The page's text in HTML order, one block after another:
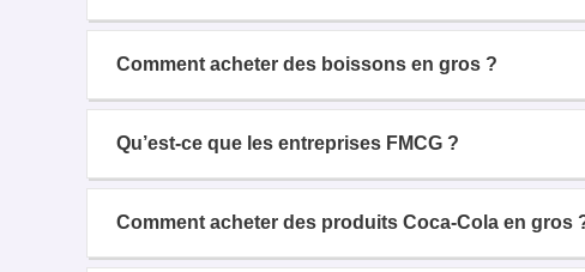
Comment acheter des boissons en gros ?
Qu’est-ce que les entreprises FMCG ?
Comment acheter des produits Coca-Cola en gros